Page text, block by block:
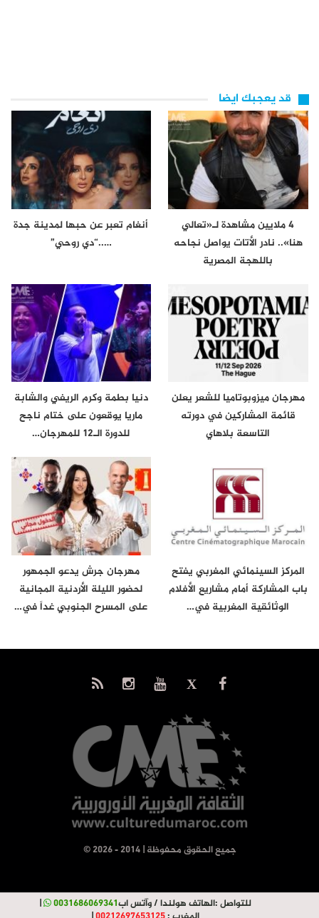
قد يعجبك ايضا
4 ملايين مشاهدة لـ«تعالي
هنا».. نادر الأتات يواصل نجاحه
باللهجة المصرية
أنغام تعبر عن حبها لمدينة جدة
…..“دي روحي”
مهرجان ميزوبوتاميا للشعر يعلن
قائمة المشاركين في دورته
التاسعة بلاهاي
دنيا بطمة وكرم الريفي والشابة
ماريا يوقعون على ختام ناجح
للدورة الـ12 للمهرجان…
المركز السينمائي المغربي يفتح
باب المشاركة أمام مشاريع الأفلام
الوثائقية المغربية في…
مهرجان جرش يدعو الجمهور
لحضور الليلة الأردنية المجانية
على المسرح الجنوبي غداً في…
© جميع الحقوق محفوظة | 2014 - 2026
للتواصل :الهاتف هولندا / وآتس اب0031686069341
|